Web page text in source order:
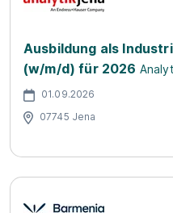
Ausbildung als
(w/m/d) für 2026
01.09.2026
07745 Jena